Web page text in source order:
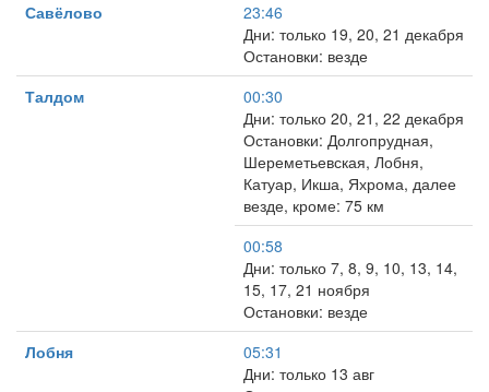
Савёлово
23:46
Дни: только 19, 20, 21 декабря
Остановки: везде
Талдом
00:30
Дни: только 20, 21, 22 декабря
Остановки: Долгопрудная,
Шереметьевская, Лобня,
Катуар, Икша, Яхрома, далее
везде, кроме: 75 км
00:58
Дни: только 7, 8, 9, 10, 13, 14,
15, 17, 21 ноября
Остановки: везде
Лобня
05:31
Дни: только 13 авг